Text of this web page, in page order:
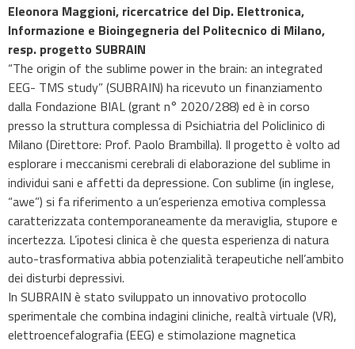
Eleonora Maggioni, ricercatrice del Dip. Elettronica,
Informazione e Bioingegneria del Politecnico di Milano,
resp. progetto SUBRAIN
“The origin of the sublime power in the brain: an integrated
EEG- TMS study” (SUBRAIN) ha ricevuto un finanziamento
dalla Fondazione BIAL (grant n° 2020/288) ed è in corso
presso la struttura complessa di Psichiatria del Policlinico di
Milano (Direttore: Prof. Paolo Brambilla). Il progetto è volto ad
esplorare i meccanismi cerebrali di elaborazione del sublime in
individui sani e affetti da depressione. Con sublime (in inglese,
“awe”) si fa riferimento a un’esperienza emotiva complessa
caratterizzata contemporaneamente da meraviglia, stupore e
incertezza. L’ipotesi clinica è che questa esperienza di natura
auto-trasformativa abbia potenzialità terapeutiche nell’ambito
dei disturbi depressivi.
In SUBRAIN è stato sviluppato un innovativo protocollo
sperimentale che combina indagini cliniche, realtà virtuale (VR),
elettroencefalografia (EEG) e stimolazione magnetica